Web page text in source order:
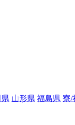
山形県 福島県 寮/